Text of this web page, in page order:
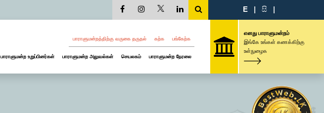
E | සි |
பாராளுமன்றத்திற்கு வருகை தருதல் கற்க பங்கேற்க
பாராளுமன்ற உறுப்பினர்கள் பாராளுமன்ற அலுவல்கள் செயலகம் பாராளுமன்ற நேரலை
எனது பாராளுமன்றம்
இங்கே உங்கள் கணக்கிற்கு
உள்நுழைக